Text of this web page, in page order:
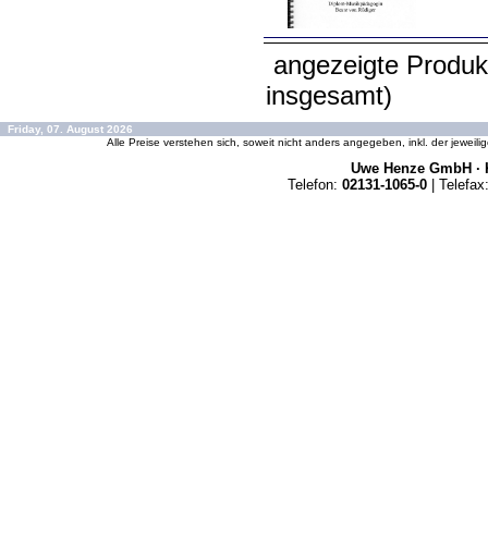
angezeigte
insgesamt)
Friday, 07. August 2026
Alle Preise verstehen sich, soweit nicht anders angegeben, inkl. der
Uwe Henze GmbH ·
Telefon: 02131-1065-0 | Telefax: